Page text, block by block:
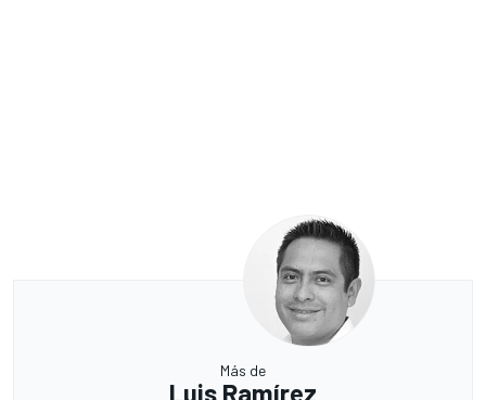
Más de
Luis Ramírez